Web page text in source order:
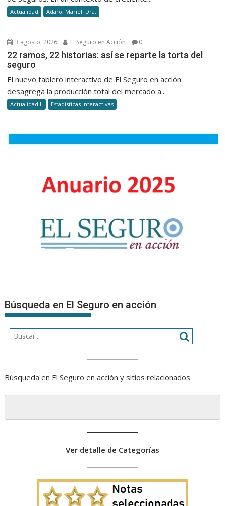
Actualidad Adaro, Mariel. Dra.
3 agosto, 2026 El Seguro en Acción 0
22 ramos, 22 historias: así se reparte la torta del
seguro
El nuevo tablero interactivo de El Seguro en acción
desagrega la producción total del mercado a...
Actualidad II Estadisticas interactivas
Búsqueda en El Seguro en acción
Búsqueda en El Seguro en acción y sitios relacionados
Ver detalle de Categorías